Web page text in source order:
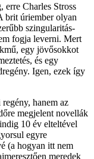
erre Charles Stross
brit úriember olyan
szingularitás-
fogja leverni. Mert
egy jövősokkot
és egy
Igen, ezek így
hanem az
megjelent novellák
10 év elteltével
egyre
(a hogyan itt nem
meredek